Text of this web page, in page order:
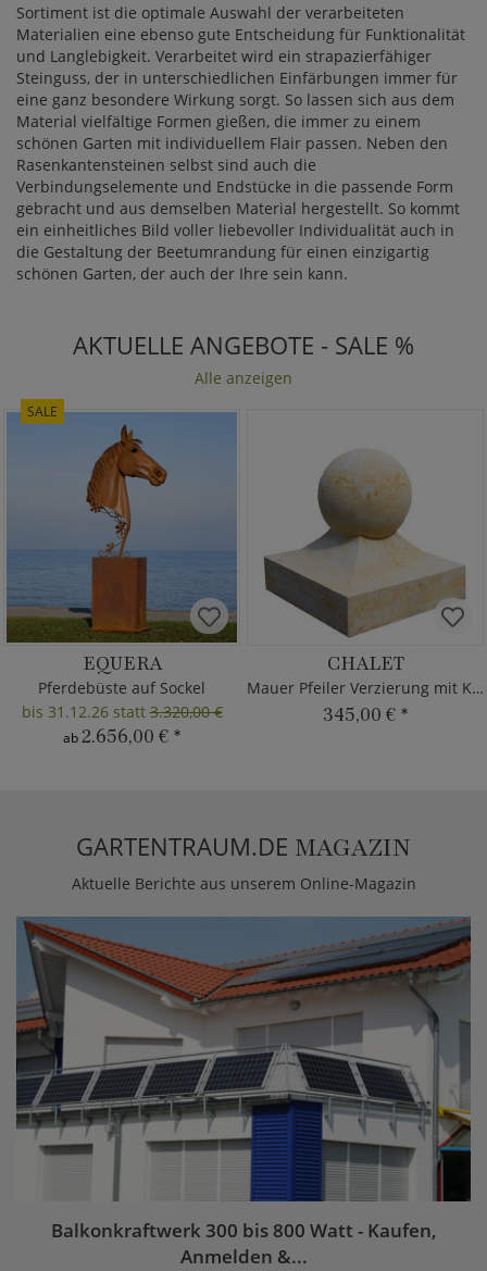
Sortiment ist die optimale Auswahl der verarbeiteten
Materialien eine ebenso gute Entscheidung für Funktionalität
und Langlebigkeit. Verarbeitet wird ein strapazierfähiger
Steinguss, der in unterschiedlichen Einfärbungen immer für
eine ganz besondere Wirkung sorgt. So lassen sich aus dem
Material vielfältige Formen gießen, die immer zu einem
schönen Garten mit individuellem Flair passen. Neben den
Rasenkantensteinen selbst sind auch die
Verbindungselemente und Endstücke in die passende Form
gebracht und aus demselben Material hergestellt. So kommt
ein einheitliches Bild voller liebevoller Individualität auch in
die Gestaltung der Beetumrandung für einen einzigartig
schönen Garten, der auch der Ihre sein kann.
AKTUELLE ANGEBOTE - SALE %
Alle anzeigen
SALE
EQUERA
Pferdebüste auf Sockel
bis 31.12.26 statt3.320,00 €
ab2.656,00 € *
CHALET
Mauer Pfeiler Verzierung mit Kugel
345,00 € *
GARTENTRAUM.DE MAGAZIN
Aktuelle Berichte aus unserem Online-Magazin
Balkonkraftwerk 300 bis 800 Watt - Kaufen,
Anmelden &...